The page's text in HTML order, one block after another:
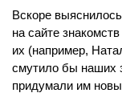
Вскоре
на сайте
их (например,
смутило бы наших
придумали им